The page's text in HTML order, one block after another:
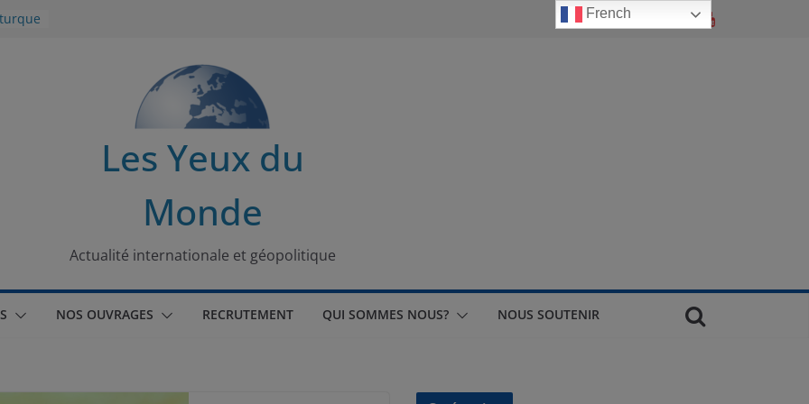
Les Yeux du
Monde
Actualité internationale et géopolitique
NOS OUVRAGES RECRUTEMENT QUI SOMMES NOUS? NOUS SOUTENIR
French